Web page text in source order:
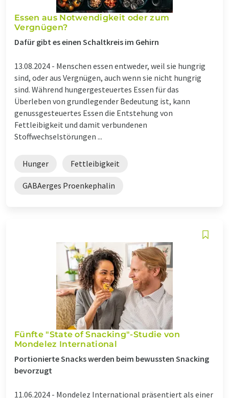
Essen aus Notwendigkeit oder zum
Vergnügen?
Dafür gibt es einen Schaltkreis im Gehirn
13.08.2024 - Menschen essen entweder, weil sie hungrig
sind, oder aus Vergnügen, auch wenn sie nicht hungrig
sind. Während hungergesteuertes Essen für das
Überleben von grundlegender Bedeutung ist, kann
genussgesteuertes Essen die Entstehung von
Fettleibigkeit und damit verbundenen
Stoffwechselstörungen ...
Hunger Fettleibigkeit
GABAerges Proenkephalin
Fünfte "State of Snacking"-Studie von
Mondelez International
Portionierte Snacks werden beim bewussten Snacking
bevorzugt
11.06.2024 - Mondelez International präsentiert als einer